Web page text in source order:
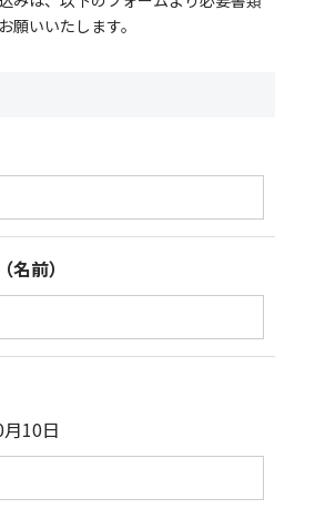
願いいたします。
名前）
10日